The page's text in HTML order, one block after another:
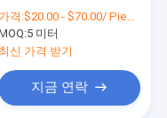
가격:$20.00 - $70.00/ Piece|6 Piece/Pieces(Min. Order)
5 미터
최신 가격 받기
지금 연락